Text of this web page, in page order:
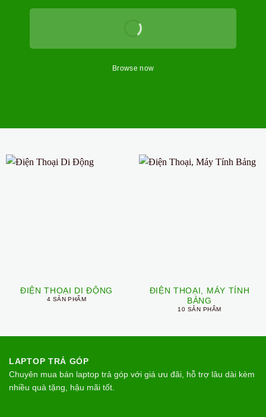
Browse now
ĐIỆN THOẠI DI ĐỘNG
4 SẢN PHẨM
ĐIỆN THOẠI, MÁY TÍNH
BẢNG
10 SẢN PHẨM
LAPTOP TRẢ GÓP
Chuyên mua bán laptop trả góp với giá ưu đãi, hỗ trợ lâu dài kèm
nhiều quà tặng, hậu mãi tốt.